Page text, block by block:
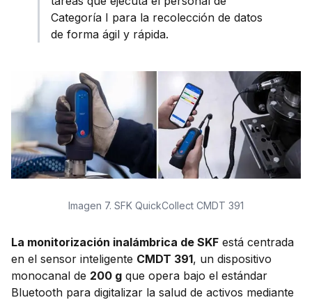
Categoría I para la recolección de datos
de forma ágil y rápida.
Imagen 7. SFK QuickCollect CMDT 391
La monitorización inalámbrica de SKF está centrada
en el sensor inteligente CMDT 391, un dispositivo
monocanal de 200 g que opera bajo el estándar
Bluetooth para digitalizar la salud de activos mediante